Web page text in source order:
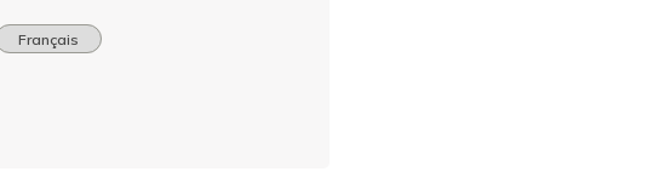
Français